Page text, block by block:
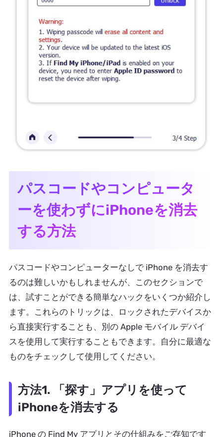
パスコードやコンピュータ
ーを使わずにiPhoneを消去
する方法
パスコードやコンピューターなしで iPhone を消去す
るのは難しいかもしれませんが、このセクションで
は、試すことができる簡単なハックをいくつか紹介し
ます。これらのトリックは、ロックされたデバイスか
ら直接実行することも、別の Apple モバイル デバイ
スを使用して実行することもできます。自分に最適な
ものをチェックして使用してください。
方法1. 「探す」アプリを使って
iPhoneを消去する
iPhone の Find My アプリとその仕組みをご存知です